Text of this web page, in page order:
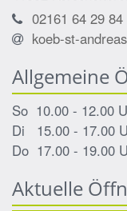
02161 64 29 84
koeb-st-
Allgemeine
So 10.00 - 12.00
Di 15.00 - 17.00
Do 17.00 - 19.00
Aktuelle